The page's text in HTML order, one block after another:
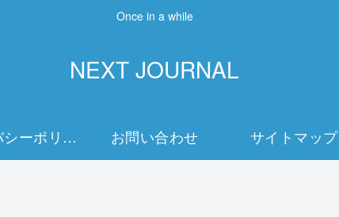
Once in a while
NEXT JOURNAL
プライバシーポリシー お問い合わせ サイトマップ